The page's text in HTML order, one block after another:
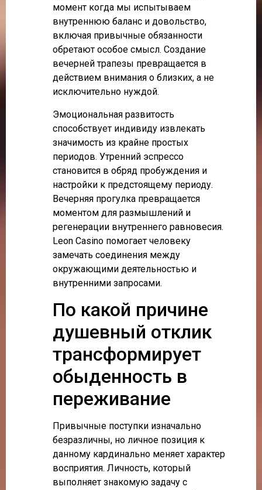
момент когда мы испытываем
внутреннюю баланс и довольство,
включая привычные обязанности
обретают особое смысл. Создание
вечерней трапезы превращается в
действием внимания о близких, а не
исключительно нуждой.
Эмоциональная развитость
способствует индивиду извлекать
значимость из крайне простых
периодов. Утренний эспрессо
становится в обряд пробуждения и
настройки к предстоящему периоду.
Вечерняя прогулка превращается
моментом для размышлений и
регенерации внутреннего равновесия.
Leon Casino помогает человеку
замечать соединения между
окружающими деятельностью и
внутренними запросами.
По какой причине
душевный отклик
трансформирует
обыденность в
переживание
Привычные поступки изначально
безразличны, но личное позиция к
данному кардинально меняет характер
восприятия. Личность, который
выполняет знакомую задачу с